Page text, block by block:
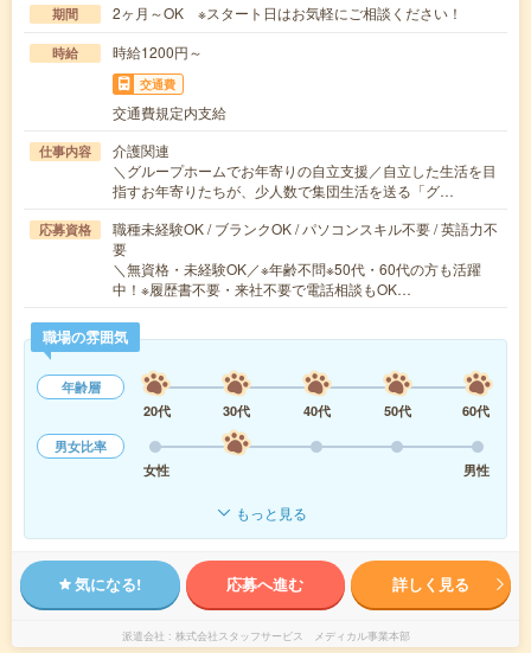
期間 2ヶ月～OK ※スタート日はお気軽にご相談ください！
時給 時給1200円～
交通費
交通費規定内支給
仕事内容
介護関連
＼グループホームでお年寄りの自立支援／自立した生活を目
指すお年寄りたちが、少人数で集団生活を送る「グ…
応募資格
職種未経験OK / ブランクOK / パソコンスキル不要 / 英語力不
要
＼無資格・未経験OK／※年齢不問※50代・60代の方も活躍
中！※履歴書不要・来社不要で電話相談もOK…
職場の雰囲気
年齢層
20代
30代 40代 50代
60代
男女比率
女性
男性
もっと見る
気になる! 応募へ進む 詳しく見る
派遣会社 株式会社スタッフサービス メディカル事業本部